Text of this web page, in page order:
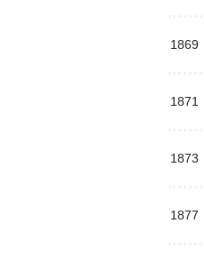
1869
1871
1873
1877